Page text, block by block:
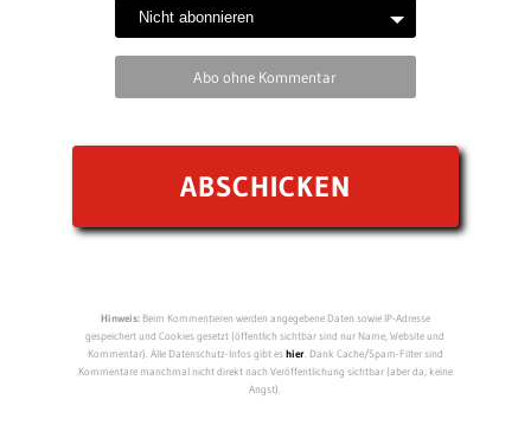
Abo ohne Kommentar
Hinweis:Beim Kommentieren werden angegebene Daten sowie IP-Adresse
gespeichert und Cookies gesetzt (öffentlich sichtbar sind nur Name, Website und
Kommentar). Alle Datenschutz-Infos gibt eshier. Dank Cache/Spam-Filter sind
Kommentare manchmal nicht direkt nach Veröffentlichung sichtbar (aber da, keine
Angst).